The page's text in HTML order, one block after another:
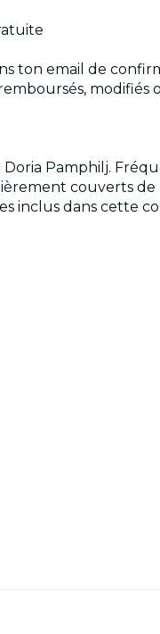
ton email de
Pamphilj.
couverts
inclus dans cette